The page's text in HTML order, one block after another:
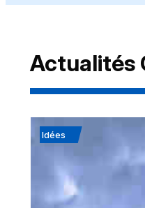
Actualités
Idées